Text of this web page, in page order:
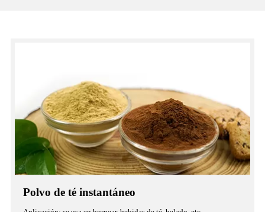
Polvo de té instantáneo